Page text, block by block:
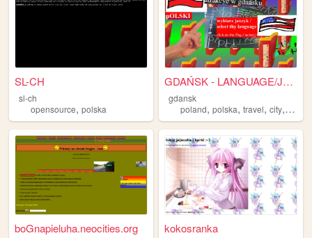
SL-CH
sl-ch
opensource, polska
GDAŃSK - LANGUAGE/JĘZYK
gdansk
poland,polska,travel,city,
boGnapieluha.neocities.org kokosranka